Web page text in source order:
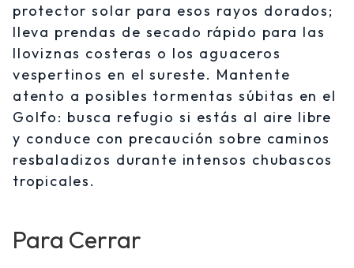
protector solar para esos rayos dorados;
lleva prendas de secado rápido para las
lloviznas costeras o los aguaceros
vespertinos en el sureste. Mantente
atento a posibles tormentas súbitas en el
Golfo: busca refugio si estás al aire libre
y conduce con precaución sobre caminos
resbaladizos durante intensos chubascos
tropicales.
Para Cerrar